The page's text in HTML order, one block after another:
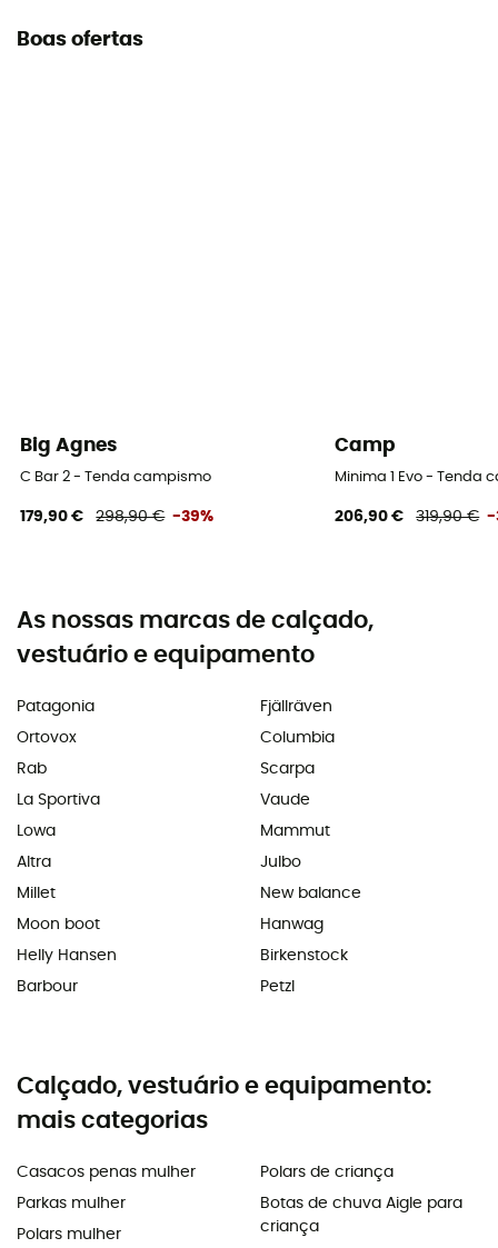
Boas ofertas
Big Agnes
C Bar 2 - Tenda campismo
179,90 € 298,90 € -39%
Camp
Minima 1 Evo - Tenda
206,90 € 319,90 € -
As nossas marcas de calçado,
vestuário e equipamento
Patagonia
Ortovox
Rab
La Sportiva
Lowa
Altra
Millet
Moon boot
Helly Hansen
Barbour
Fjällräven
Columbia
Scarpa
Vaude
Mammut
Julbo
New balance
Hanwag
Birkenstock
Petzl
Calçado, vestuário e equipamento:
mais categorias
Casacos penas mulher
Parkas mulher
Polars mulher
Polars de criança
Botas de chuva Aigle para
criança